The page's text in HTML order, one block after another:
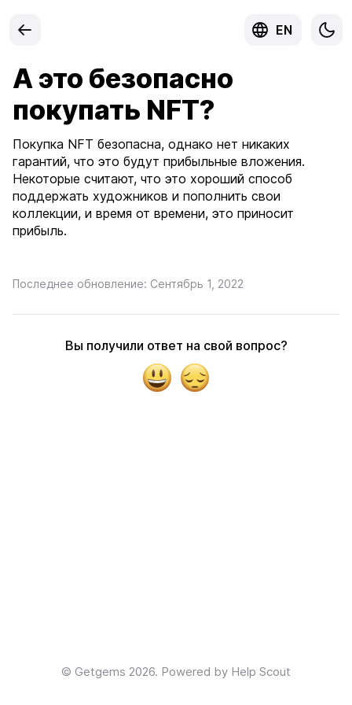
EN
А это безопасно
покупать NFT?
Покупка NFT безопасна, однако нет никаких
гарантий, что это будут прибыльные вложения.
Некоторые считают, что это хороший способ
поддержать художников и пополнить свои
коллекции, и время от времени, это приносит
прибыль.
Последнее обновление: Сентябрь 1, 2022
Вы получили ответ на свой вопрос?
Yes No
© Getgems 2026. Powered by Help Scout